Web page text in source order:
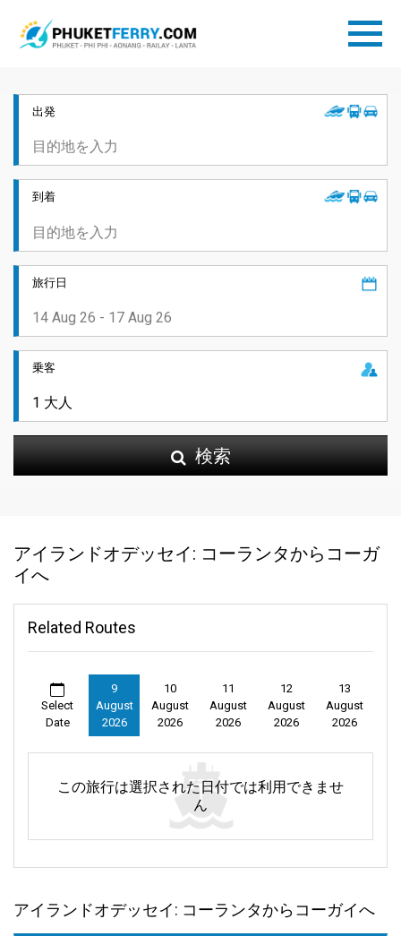
出発
到着
旅行日
乗客
検索
アイランドオデッセイ: コーランタからコーガ
イへ
Related Routes
Select
Date
9
August
2026
10
August
2026
11
August
2026
12
August
2026
13
August
2026
この旅行は選択された日付では利用できませ
ん
アイランドオデッセイ: コーランタからコーガイへ